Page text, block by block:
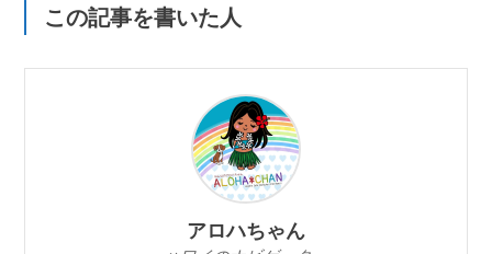
この記事を書いた人
アロハちゃん